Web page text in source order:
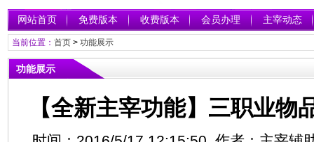
网站首页 免费版本 收费版本 会员办理 主宰动态
当前位置： 首页> 功能展示
功能展示
【全新主宰功能】三职业物